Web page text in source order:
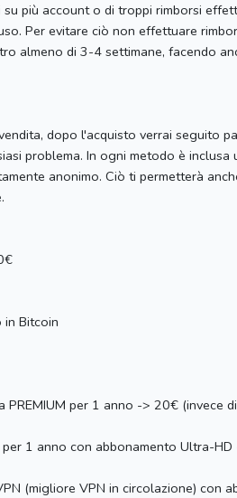
più account o di troppi rimborsi
Per evitare ciò non effettuare
almeno di 3-4 settimane, facendo
dopo l'acquisto verrai seguito
problema. In ogni metodo è
anonimo. Ciò ti permetterà
in Bitcoin
per 1 anno -> 20€ (invece
1 anno con abbonamento Ultra-
(migliore VPN in circolazione) con